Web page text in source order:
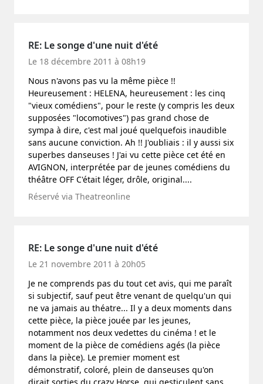
RE: Le songe d'une nuit d'été
Le 18 décembre 2011 à 08h19
Nous n'avons pas vu la même pièce !!
Heureusement : HELENA, heureusement : les cinq
"vieux comédiens", pour le reste (y compris les deux
supposées "locomotives") pas grand chose de
sympa à dire, c'est mal joué quelquefois inaudible
sans aucune conviction. Ah !! J'oubliais : il y aussi six
superbes danseuses ! J'ai vu cette pièce cet été en
AVIGNON, interprétée par de jeunes comédiens du
théâtre OFF C'était léger, drôle, original....
Réservé via Theatreonline
RE: Le songe d'une nuit d'été
Le 21 novembre 2011 à 20h05
Je ne comprends pas du tout cet avis, qui me paraît
si subjectif, sauf peut être venant de quelqu'un qui
ne va jamais au théatre... Il y a deux moments dans
cette pièce, la pièce jouée par les jeunes,
notamment nos deux vedettes du cinéma ! et le
moment de la pièce de comédiens agés (la pièce
dans la pièce). Le premier moment est
démonstratif, coloré, plein de danseuses qu'on